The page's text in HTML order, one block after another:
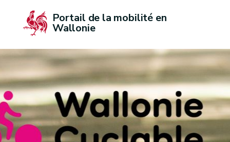
Portail de la mobilité en
Wallonie